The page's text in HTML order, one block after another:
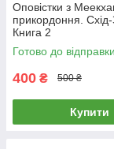
Оповістки з
прикордоння. Схід-
Книга 2
Готово до відправки
400 ₴ 500 ₴
Купити